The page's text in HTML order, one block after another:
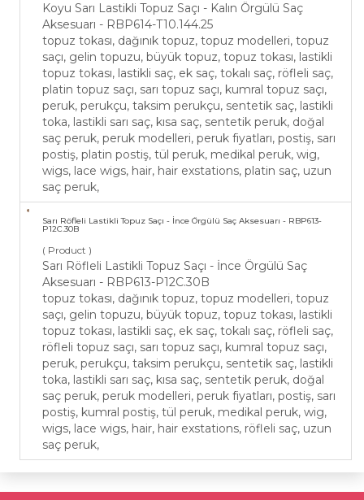
Koyu Sarı Lastikli Topuz Saçı - Kalın Örgülü Saç
Aksesuarı - RBP614-T10.144.25
topuz tokası, dağınık topuz, topuz modelleri, topuz
saçı, gelin topuzu, büyük topuz, topuz tokası, lastikli
topuz tokası, lastikli saç, ek saç, tokalı saç, röfleli saç,
platin topuz saçı, sarı topuz saçı, kumral topuz saçı,
peruk, perukçu, taksim perukçu, sentetik saç, lastikli
toka, lastikli sarı saç, kısa saç, sentetik peruk, doğal
saç peruk, peruk modelleri, peruk fiyatları, postiş, sarı
postiş, platin postiş, tül peruk, medikal peruk, wig,
wigs, lace wigs, hair, hair exstations, platin saç, uzun
saç peruk,
Sarı Röfleli Lastikli Topuz Saçı - İnce Örgülü Saç Aksesuarı - RBP613-
P12C.30B
( Product )
Sarı Röfleli Lastikli Topuz Saçı - İnce Örgülü Saç
Aksesuarı - RBP613-P12C.30B
topuz tokası, dağınık topuz, topuz modelleri, topuz
saçı, gelin topuzu, büyük topuz, topuz tokası, lastikli
topuz tokası, lastikli saç, ek saç, tokalı saç, röfleli saç,
röfleli topuz saçı, sarı topuz saçı, kumral topuz saçı,
peruk, perukçu, taksim perukçu, sentetik saç, lastikli
toka, lastikli sarı saç, kısa saç, sentetik peruk, doğal
saç peruk, peruk modelleri, peruk fiyatları, postiş, sarı
postiş, kumral postiş, tül peruk, medikal peruk, wig,
wigs, lace wigs, hair, hair exstations, röfleli saç, uzun
saç peruk,